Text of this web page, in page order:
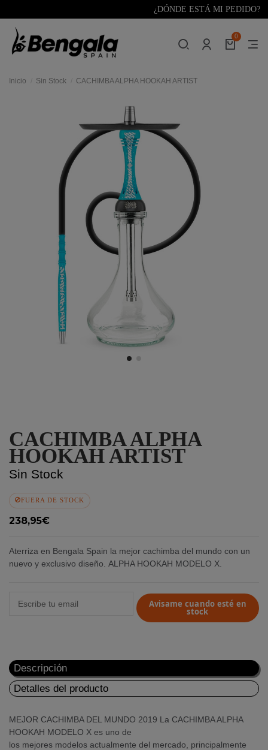
¿DÓNDE ESTÁ MI PEDIDO?
0
Inicio Sin Stock CACHIMBA ALPHA HOOKAH ARTIST
CACHIMBA ALPHA
HOOKAH ARTIST
Sin Stock
FUERA DE STOCK
238,95€
Aterriza en Bengala Spain la mejor cachimba del mundo con un
nuevo y exclusivo diseño. ALPHA HOOKAH MODELO X.
Avisame cuando esté en
stock
Descripción
Detalles del producto
MEJOR CACHIMBA DEL MUNDO 2019 La CACHIMBA ALPHA
HOOKAH MODELO X es uno de
los mejores modelos actualmente del mercado, principalmente